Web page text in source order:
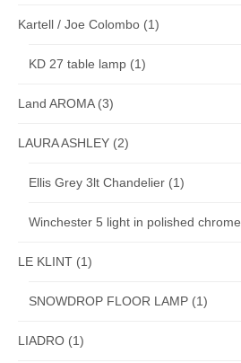
Kartell / Joe Colombo (1)
KD 27 table lamp (1)
Land AROMA(3)
LAURA ASHLEY (2)
Ellis Grey 3lt Chandelier (1)
Winchester 5 light in polished chrome
LE KLINT (1)
SNOWDROP FLOOR LAMP (1)
LIADRO (1)